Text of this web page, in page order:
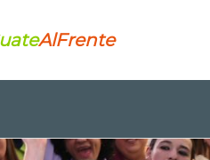
AlFrente